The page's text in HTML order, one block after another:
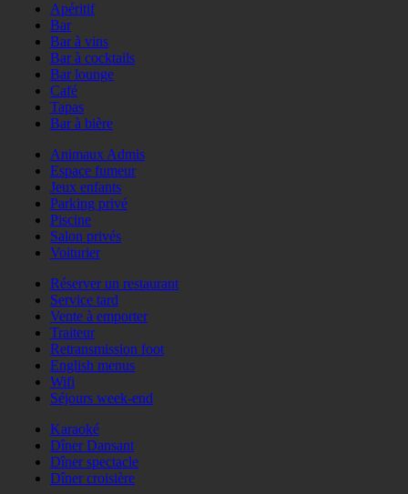
Apéritif
Bar
Bar à vins
Bar à cocktails
Bar lounge
Café
Tapas
Bar à bière
Animaux Admis
Espace fumeur
Jeux enfants
Parking privé
Piscine
Salon privés
Voiturier
Réserver un restaurant
Service tard
Vente à emporter
Traiteur
Retransmission foot
English menus
Wifi
Séjours week-end
Karaoké
Dîner Dansant
Dîner spectacle
Dîner croisière